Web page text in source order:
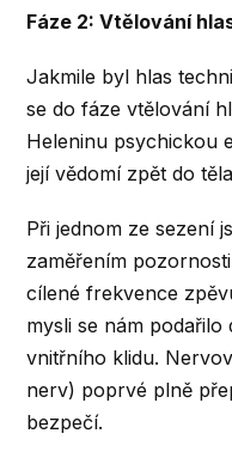
Fáze 2: Vtělování
Jakmile byl hlas
se do fáze vtělování
Heleninu psychickou
její vědomí zpět do
Při jednom ze sezení
zaměřením
cílené frekvence
mysli se nám
vnitřního klidu.
nerv) poprvé plně
bezpečí.